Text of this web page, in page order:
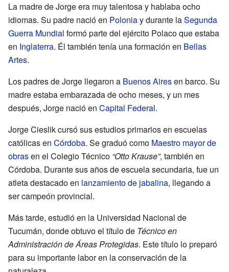
La madre de Jorge era muy talentosa y hablaba ocho
idiomas. Su padre nació en Poloniay durante laSegunda
Guerra Mundial formó parte del ejército Polaco que estaba
en Inglaterra. Él también tenía una formación en Bellas
Artes.
Los padres de Jorge llegaron a Buenos Airesen barco. Su
madre estaba embarazada de ocho meses, y un mes
después, Jorge nació en Capital Federal.
Jorge Cieslik cursó sus estudios primarios en escuelas
católicas en Córdoba. Se graduó como Maestro mayor de
obrasen el Colegio Técnico “Otto Krause”, también en
Córdoba. Durante sus años de escuela secundaria, fue un
atleta destacado en lanzamiento de jabalina, llegando a
ser campeón provincial.
Más tarde, estudió en la Universidad Nacional de
Tucumán, donde obtuvo el título de Técnico en
Administración de Áreas Protegidas. Este título lo preparó
para su importante labor en la conservación de la